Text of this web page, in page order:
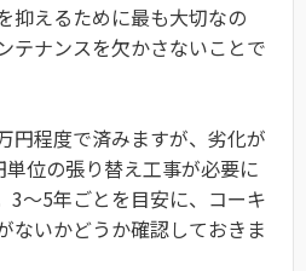
抑えるために最も大切なの
テナンスを欠かさないことで
円程度で済みますが、劣化が
位の張り替え工事が必要に
3〜5年ごとを目安に、コーキ
ないかどうか確認しておきま